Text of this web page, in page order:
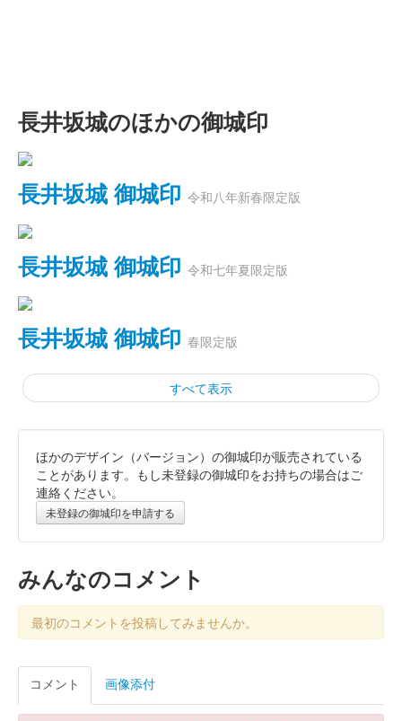
長井坂城のほかの御城印
長井坂城 御城印 令和八年新春限定版
長井坂城 御城印 令和七年夏限定版
長井坂城 御城印 春限定版
すべて表示
長井坂城 御城印 秋限定版
長井坂城 御城印 夏限定
長井坂城 御城印 上杉謙信公春限定版
長井坂城 御城印
ほかのデザイン（バージョン）の御城印が販売されている
ことがあります。もし未登録の御城印をお持ちの場合はご
連絡ください。
未登録の御城印を申請する
みんなのコメント
最初のコメントを投稿してみませんか。
コメント 画像添付